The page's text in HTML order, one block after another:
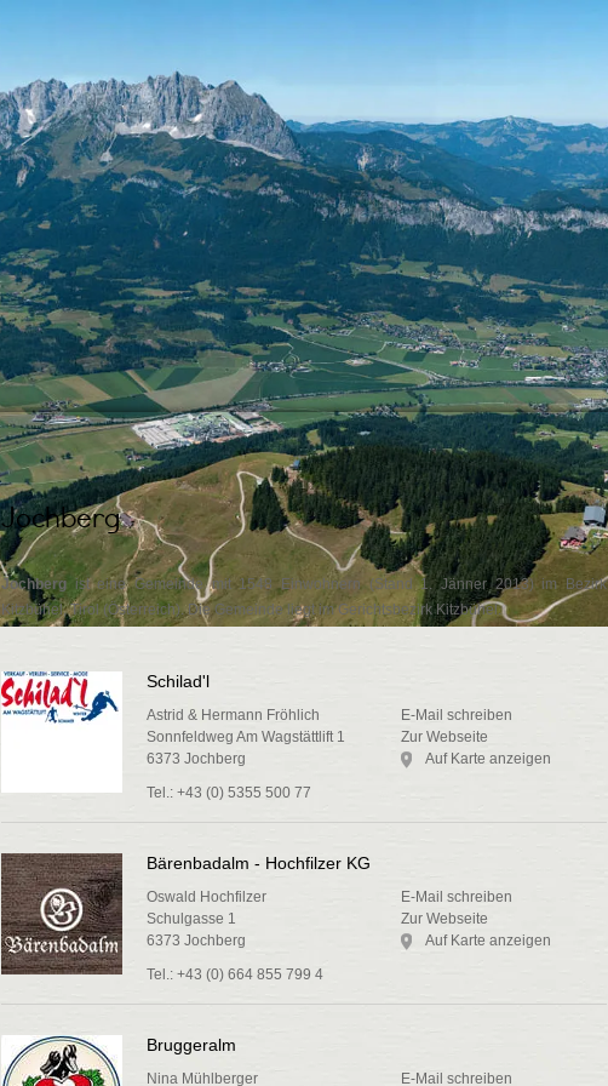
Jochberg
Jochberg ist eine Gemeinde mit 1548 Einwohnern (Stand 1. Jänner 2013) im Bezirk
Kitzbühel, Tirol (Österreich). Die Gemeinde liegt im Gerichtsbezirk Kitzbühel.
Schilad'l
Astrid & Hermann Fröhlich
Sonnfeldweg Am Wagstättlift 1
6373 Jochberg
Tel.: +43 (0) 5355 500 77
E-Mail schreiben
Zur Webseite
Auf Karte anzeigen
Bärenbadalm - Hochfilzer KG
Oswald Hochfilzer
Schulgasse 1
6373 Jochberg
Tel.: +43 (0) 664 855 799 4
E-Mail schreiben
Zur Webseite
Auf Karte anzeigen
Bruggeralm
Nina Mühlberger E-Mail schreiben